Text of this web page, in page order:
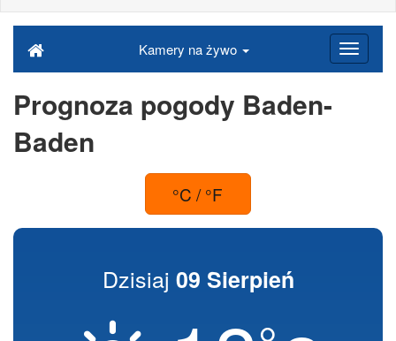
Kamery na żywo
Prognoza pogody Baden-
Baden
°C / °F
Dzisiaj 09 Sierpień